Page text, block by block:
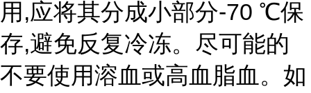
用,应将其分成小部分-70 ℃保
存,避免反复冷冻。尽可能的
不要使用溶血或高血脂血。如